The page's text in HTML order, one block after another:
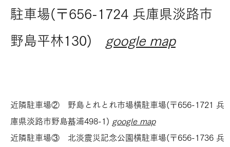
駐車場(〒656-1724 兵庫県淡路市
野島平林130) google map
近隣駐車場② 野島とれとれ市場横駐車場(〒656-1721 兵
庫県淡路市野島蟇浦498-1)​ google map
近隣駐車場③ 北淡震災記念公園横駐車場(〒656-1736 兵